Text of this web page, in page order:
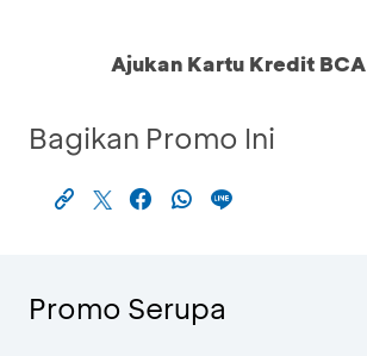
Ajukan Kartu Kredit BCA
Bagikan Promo Ini
Promo Serupa